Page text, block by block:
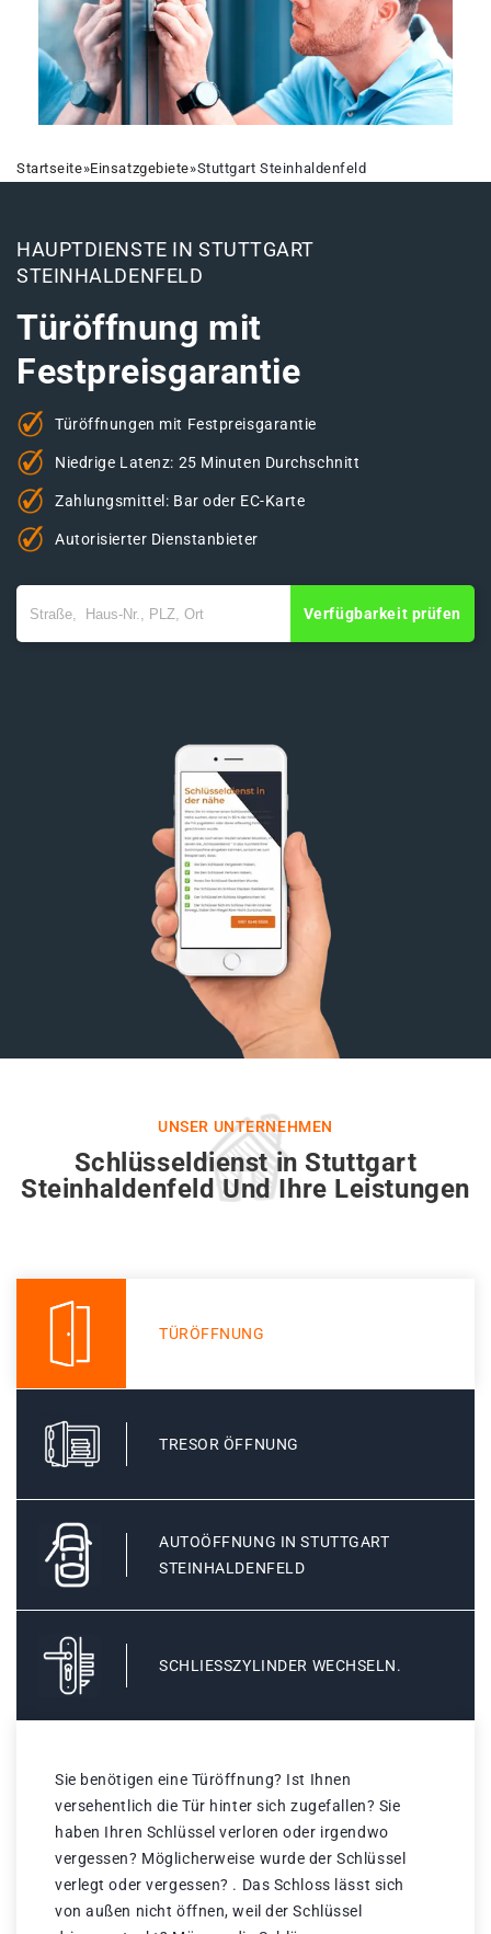
Startseite»Einsatzgebiete»Stuttgart Steinhaldenfeld
HAUPTDIENSTE IN STUTTGART
STEINHALDENFELD
Türöffnung mit
Festpreisgarantie
Türöffnungen mit Festpreisgarantie
Niedrige Latenz: 25 Minuten Durchschnitt
Zahlungsmittel: Bar oder EC-Karte
Autorisierter Dienstanbieter
Verfügbarkeit prüfen
UNSER UNTERNEHMEN
Schlüsseldienst in Stuttgart
Steinhaldenfeld Und Ihre Leistungen
TÜRÖFFNUNG
TRESOR ÖFFNUNG
AUTOÖFFNUNG IN STUTTGART
STEINHALDENFELD
SCHLIESSZYLINDER WECHSELN.
Sie benötigen eine Türöffnung? Ist Ihnen
versehentlich die Tür hinter sich zugefallen? Sie
haben Ihren Schlüssel verloren oder irgendwo
vergessen? Möglicherweise wurde der Schlüssel
verlegt oder vergessen? . Das Schloss lässt sich
von außen nicht öffnen, weil der Schlüssel